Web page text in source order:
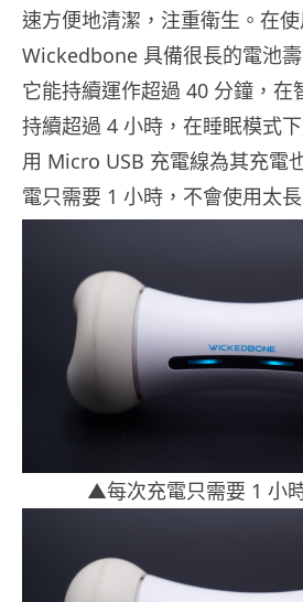
速方便地清潔，注重衛生。在使
Wickedbone 具備很長的電池壽
它能持續運作超過 40 分鐘，在
持續超過 4 小時，在睡眠模式
用 Micro USB 充電線為其充電
電只需要 1 小時，不會使用太長
▲每次充電只需要 1 小